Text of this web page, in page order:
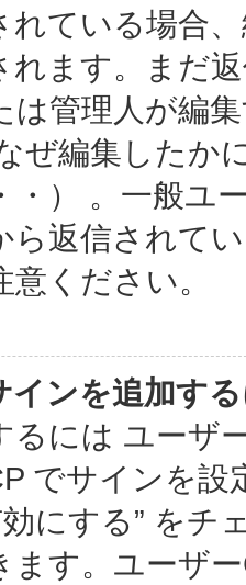
れている場合
れます。まだ
は管理人が編
ぜ編集したか
・） 。一般ユ
ら返信されて
ください。
インを追加す
るには ユーザ
でサインを
にする” を
ます。ユーザ